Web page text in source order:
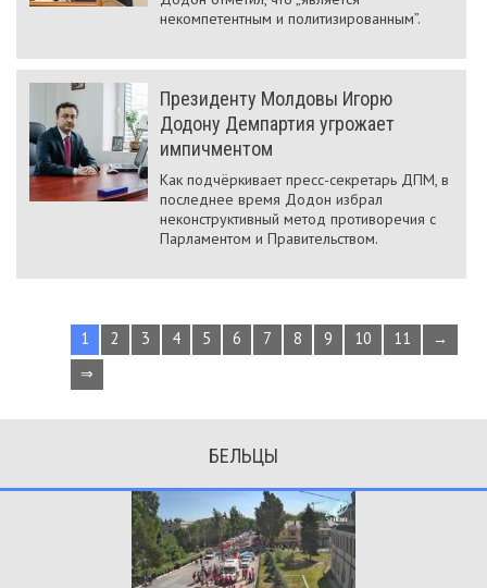
некомпетентным и политизированным”.
Президенту Молдовы Игорю
Додону Демпартия угрожает
импичментом
Как подчёркивает пресс-секретарь ДПМ, в
последнее время Додон избрал
неконструктивный метод противоречия с
Парламентом и Правительством.
1 2 3 4 5 6 7 8 9 10 11
→
⇒
БЕЛЬЦЫ